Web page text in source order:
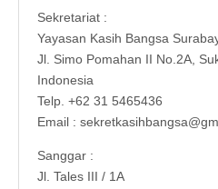
Sekretariat :
Yayasan Kasih Bangsa
Jl. Simo Pomahan II No.2A,
Indonesia
Telp. +62 31 5465436
Email :
Sanggar :
Jl. Tales III / 1A